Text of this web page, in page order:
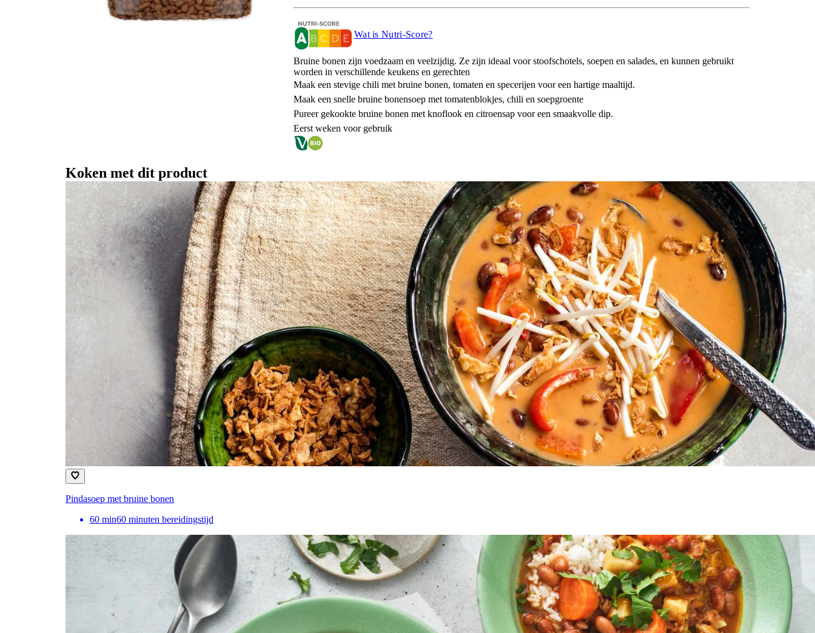
Wat is Nutri-Score?
Bruine bonen zijn voedzaam en veelzijdig. Ze zijn ideaal voor stoofschotels, soepen en salades, en kunnen gebruikt
worden in verschillende keukens en gerechten
Maak een stevige chili met bruine bonen, tomaten en specerijen voor een hartige maaltijd.
Maak een snelle bruine bonensoep met tomatenblokjes, chili en soepgroente
Pureer gekookte bruine bonen met knoflook en citroensap voor een smaakvolle dip.
Eerst weken voor gebruik
Koken met dit product
Pindasoep met bruine bonen
60 min60 minuten bereidingstijd